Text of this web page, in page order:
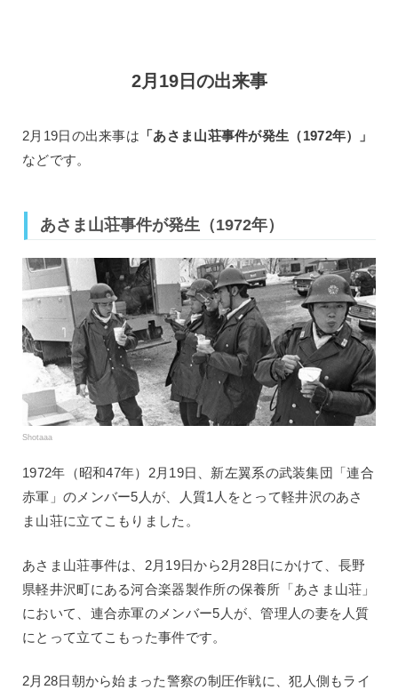
2月19日の出来事
2月19日の出来事は 「あさま山荘事件が発生（1972年）」
などです。
あさま山荘事件が発生（1972年）
Shotaaa
1972年（昭和47年）2月19日、新左翼系の武装集団「連合
赤軍」のメンバー5人が、人質1人をとって軽井沢のあさ
ま山荘に立てこもりました。
あさま山荘事件は、2月19日から2月28日にかけて、長野
県軽井沢町にある河合楽器製作所の保養所「あさま山荘」
において、連合赤軍のメンバー5人が、管理人の妻を人質
にとって立てこもった事件です。
2月28日朝から始まった警察の制圧作戦に、犯人側もライ